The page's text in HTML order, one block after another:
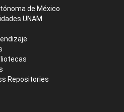
de México
UNAM
Repositories